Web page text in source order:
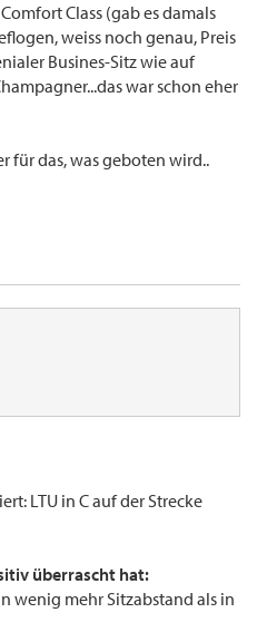
Class (gab es damals
weiss noch genau, Preis
Busines-Sitz wie auf
war schon eher
für das, was geboten wird..
LTU in C auf der Strecke
überrascht hat:
wenig mehr Sitzabstand als in